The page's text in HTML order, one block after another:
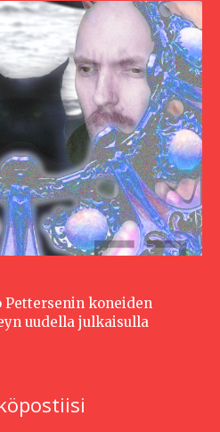
koneiden
uudella julkaisulla